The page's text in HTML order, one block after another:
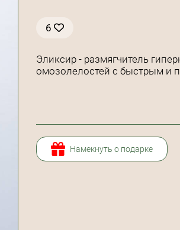
6
Эликсир - размягчитель
омозолелостей с быстрым и
Намекнуть о подарке